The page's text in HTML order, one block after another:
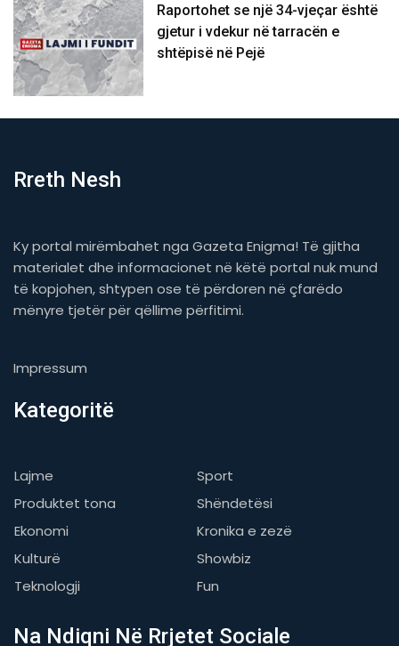
Raportohet se një 34-vjeçar është
gjetur i vdekur në tarracën e
shtëpisë në Pejë
Rreth Nesh
Ky portal mirëmbahet nga Gazeta Enigma! Të gjitha
materialet dhe informacionet në këtë portal nuk mund
të kopjohen, shtypen ose të përdoren në çfarëdo
mënyre tjetër për qëllime përfitimi.
Impressum
Kategoritë
Lajme
Sport
Produktet tona
Shëndetësi
Ekonomi
Kronika e zezë
Kulturë
Showbiz
Teknologji
Fun
Na Ndiqni Në Rrjetet Sociale